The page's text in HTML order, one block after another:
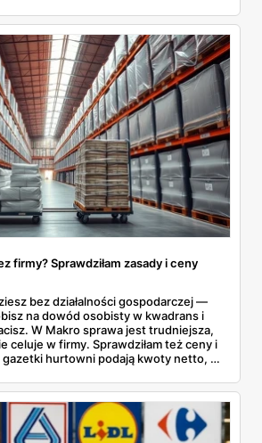
ale lody do mrożenia i rurki
nawet bez rabatu.
firmy? Sprawdziłam zasady i ceny
bez działalności gospodarczej —
na dowód osobisty w kwadrans i
W Makro sprawa jest trudniejsza,
celuje w firmy. Sprawdziłam też ceny i
hurtowni podają kwoty netto, a
ta sama kawa ziarnista kosztuje w
razy więcej niż w weekendowej